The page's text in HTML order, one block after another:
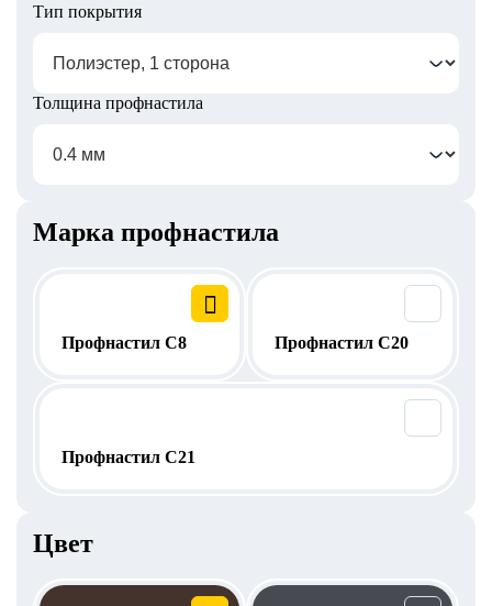
Тип покрытия
Толщина профнастила
Марка профнастила
Профнастил C8 Профнастил C20
Профнастил C21
Цвет